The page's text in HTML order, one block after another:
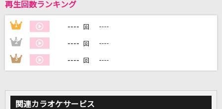
カラオケをもっと楽しもう！
自宅でカラオケ歌い放題！
家族や友達と一緒に！練習にも！
再生回数ランキング
1 ---- 回 ----
2 ---- 回 ----
3 ---- 回 ----
関連カラオケサービス